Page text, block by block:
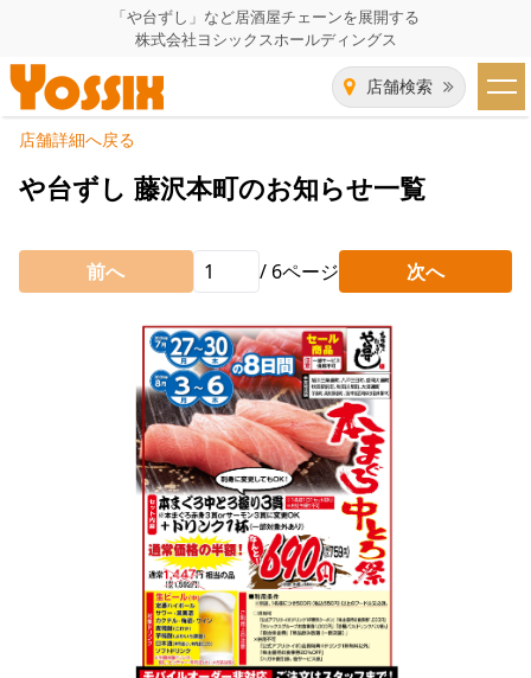
「や台ずし」など居酒屋チェーンを展開する
株式会社ヨシックスホールディングス
店舗検索
HOME
企業情報トップ
代表者あいさつ
グループ会社
会社概要
事業一覧
飲食事業紹介
飲食事業紹介トップ
や台ずし
焼とりてっぱん
IR（株主・投資家）情報
IR情報トップ
会長メッセージ
今後の取り組み
コーポレートガバナンス
採用情報トップ
パート・アルバイト
店舗物件・店舗施工管理業者の募集
お問い合わせ
お問い合わせトップ
店舗詳細へ戻る
や台ずし 藤沢本町のお知らせ一覧
前へ / 6ページ 次へ